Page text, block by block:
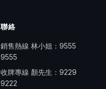
聯絡
銷售熱線 林小姐： 9555
9555
收牌專線 顏先生： 9229
9222